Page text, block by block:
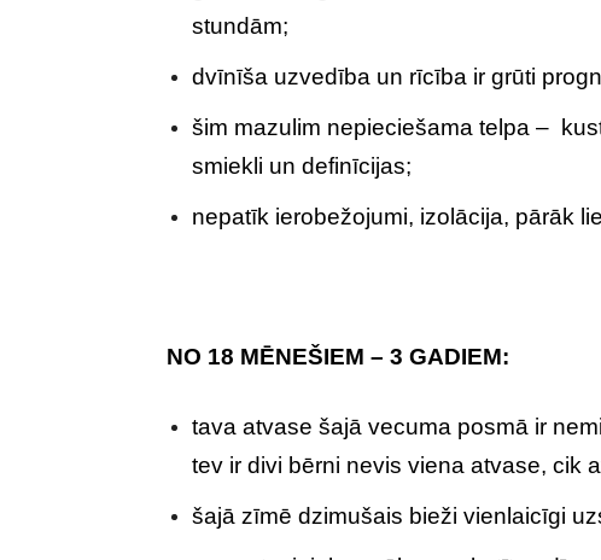
stundām;
dvīnīša uzvedība un rīcība ir grūti
šim mazulim nepieciešama telpa –
smiekli un definīcijas;
nepatīk ierobežojumi, izolācija, pārāk
NO 18 MĒNEŠIEM – 3 GADIEM:
tava atvase šajā vecuma posmā ir
tev ir divi bērni nevis viena atvase, cik
šajā zīmē dzimušais bieži vienlaicīgi